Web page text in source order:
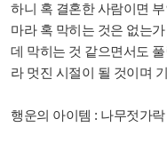
하니 혹 결혼한 사람이면
마라 혹 막히는 것은 없는
데 막히는 것 같으면서도
라 멋진 시절이 될 것이며
행운의 아이템 : 나무젓가락